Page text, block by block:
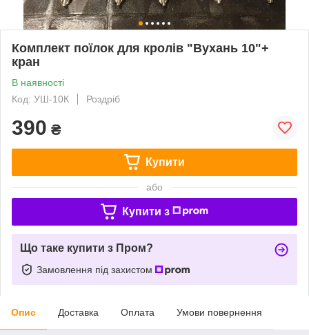
Комплект поїлок для кролів "Вухань 10"+
кран
В наявності
Код: УШ-10К
Роздріб
390 ₴
Купити
або
Купити з
Що таке купити з Пром?
Замовлення під захистом
Опис Доставка Оплата Умови повернення